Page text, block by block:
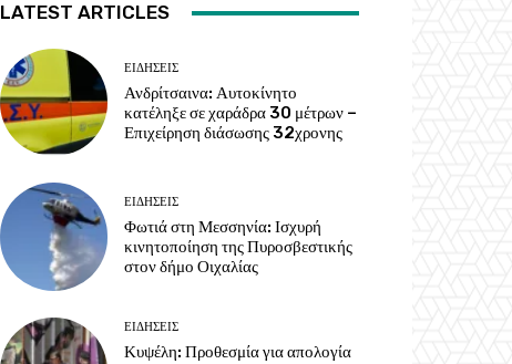
LATEST ARTICLES
ΕΙΔΗΣΕΙΣ
Ανδρίτσαινα: Αυτοκίνητο
κατέληξε σε χαράδρα 30 μέτρων –
Επιχείρηση διάσωσης 32χρονης
ΕΙΔΗΣΕΙΣ
Φωτιά στη Μεσσηνία: Ισχυρή
κινητοποίηση της Πυροσβεστικής
στον δήμο Οιχαλίας
ΕΙΔΗΣΕΙΣ
Κυψέλη: Προθεσμία για απολογία